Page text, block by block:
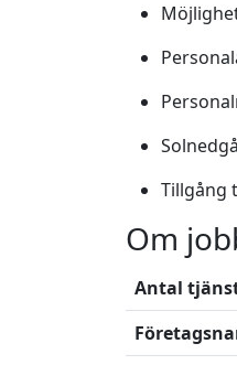
Tillgång
Om
Antal